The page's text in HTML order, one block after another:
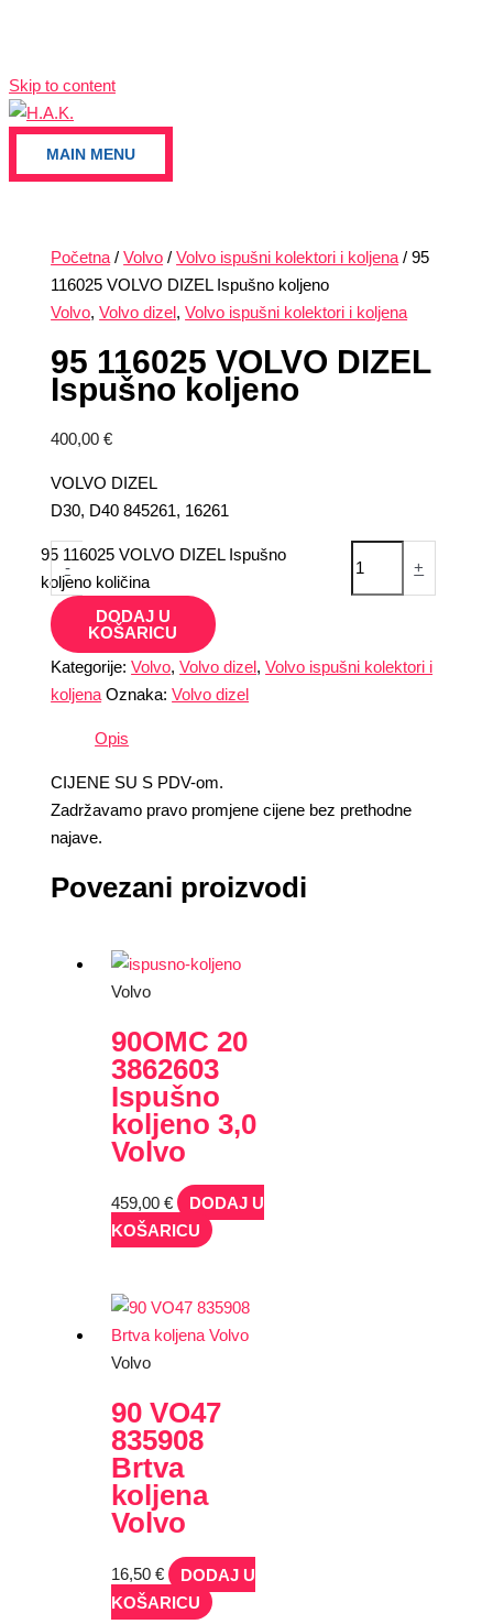
Skip to content
MAIN MENU
Početna /Volvo /Volvo ispušni kolektori i koljena / 95
116025 VOLVO DIZEL Ispušno koljeno
Volvo,Volvo dizel,Volvo ispušni kolektori i koljena
95 116025 VOLVO DIZEL
Ispušno koljeno
400,00€
VOLVO DIZEL
D30, D40 845261, 16261
-
95 116025 VOLVO DIZEL Ispušno
koljeno količina
+
DODAJ U
KOŠARICU
Kategorije:Volvo,Volvo dizel,Volvo ispušni kolektori i
koljena Oznaka:Volvo dizel
Opis
CIJENE SU S PDV-om.
Zadržavamo pravo promjene cijene bez prethodne
najave.
Povezani proizvodi
Volvo
90OMC 20
3862603
Ispušno
koljeno 3,0
Volvo
459,00€
DODAJ U
KOŠARICU
Volvo
90 VO47
835908
Brtva
koljena
Volvo
16,50€
DODAJ U
KOŠARICU